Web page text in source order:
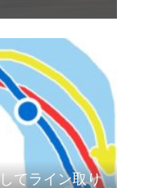
てライン取り